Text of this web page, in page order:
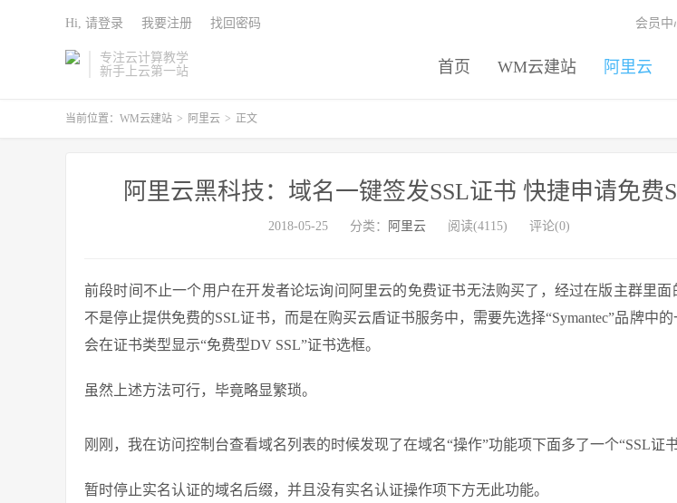
专注云计算教学
新手上云第一站
首页 WM云建站 阿里云
会员中
Hi, 请登录 我要注册 找回密码
当前位置： WM云建站 > 阿里云 > 正文
阿里云黑科技：域名一键签发SSL证书 快捷申请免费
2018-05-25 分类： 阿里云 阅读(4115) 评论(0)
前段时间不止一个用户在开发者论坛询问阿里云的免费证书无法购买了，经过在版主群里面
不是停止提供免费的SSL证书，而是在购买云盾证书服务中，需要先选择“Symantec”品牌中
会在证书类型显示“免费型DV SSL”证书选框。
虽然上述方法可行，毕竟略显繁琐。
刚刚，我在访问控制台查看域名列表的时候发现了在域名“操作”功能项下面多了一个“SSL证书
暂时停止实名认证的域名后缀，并且没有实名认证操作项下方无此功能。